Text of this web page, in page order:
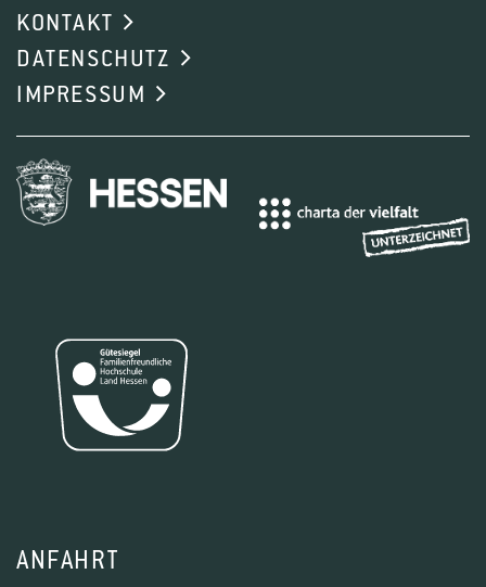
KONTAKT
DATENSCHUTZ
IMPRESSUM
ANFAHRT